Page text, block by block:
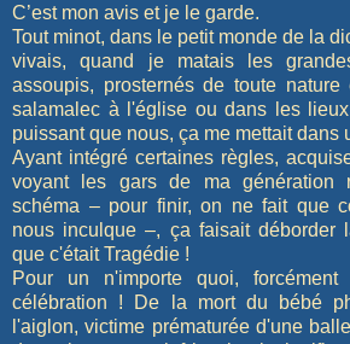
C’est mon avis et je le garde.
Tout minot, dans le petit monde de la
vivais, quand je matais les
assoupis, prosternés de toute
salamalec à l'église ou dans les
puissant que nous, ça me mettait dans
Ayant intégré certaines règles,
voyant les gars de ma génération
schéma – pour finir, on ne fait que
nous inculque –, ça faisait déborder
que c'était Tragédie !
Pour un n'importe quoi,
célébration ! De la mort du bébé
l'aiglon, victime prématurée d'une